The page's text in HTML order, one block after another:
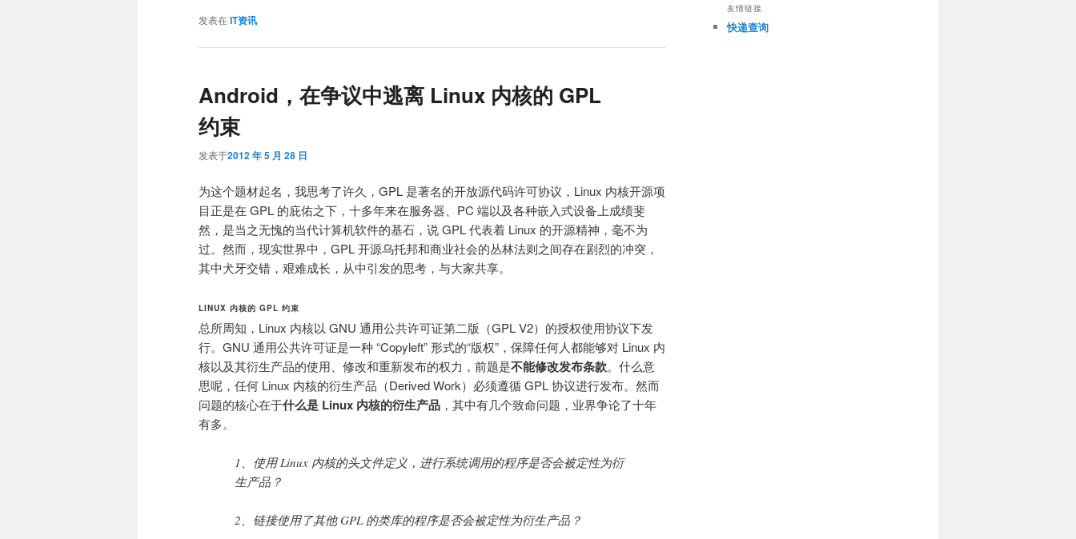
发表在IT资讯
Android，在争议中逃离 Linux 内核的 GPL
约束
发表于2012 年 5 月 28 日
为这个题材起名，我思考了许久，GPL 是著名的开放源代码许可协议，Linux 内核开源项
目正是在 GPL 的庇佑之下，十多年来在服务器、PC 端以及各种嵌入式设备上成绩斐
然，是当之无愧的当代计算机软件的基石，说 GPL 代表着 Linux 的开源精神，毫不为
过。然而，现实世界中，GPL 开源乌托邦和商业社会的丛林法则之间存在剧烈的冲突，
其中犬牙交错，艰难成长，从中引发的思考，与大家共享。
LINUX 内核的 GPL 约束
总所周知，Linux 内核以 GNU 通用公共许可证第二版（GPL V2）的授权使用协议下发
行。GNU 通用公共许可证是一种 “Copyleft” 形式的“版权”，保障任何人都能够对 Linux 内
核以及其衍生产品的使用、修改和重新发布的权力，前题是不能修改发布条款。什么意
思呢，任何 Linux 内核的衍生产品（Derived Work）必须遵循 GPL 协议进行发布。然而
问题的核心在于什么是 Linux 内核的衍生产品 ，其中有几个致命问题，业界争论了十年
有多。
1、使用 Linux 内核的头文件定义，进行系统调用的程序是否会被定性为衍
生产品？
2、链接使用了其他 GPL 的类库的程序是否会被定性为衍生产品？
友情链接
快递查询